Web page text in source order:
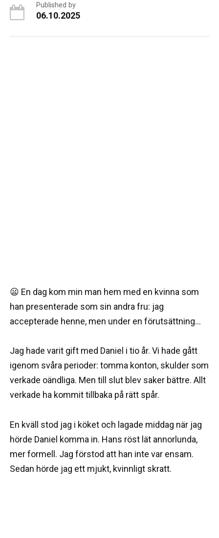
Published by
06.10.2025
😦 En dag kom min man hem med en kvinna som
han presenterade som sin andra fru: jag
accepterade henne, men under en förutsättning…
Jag hade varit gift med Daniel i tio år. Vi hade gått
igenom svåra perioder: tomma konton, skulder som
verkade oändliga. Men till slut blev saker bättre. Allt
verkade ha kommit tillbaka på rätt spår.
En kväll stod jag i köket och lagade middag när jag
hörde Daniel komma in. Hans röst lät annorlunda,
mer formell. Jag förstod att han inte var ensam.
Sedan hörde jag ett mjukt, kvinnligt skratt.